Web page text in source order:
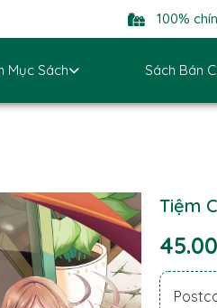
100%
Mục Sách Sách Bán
Tiệm